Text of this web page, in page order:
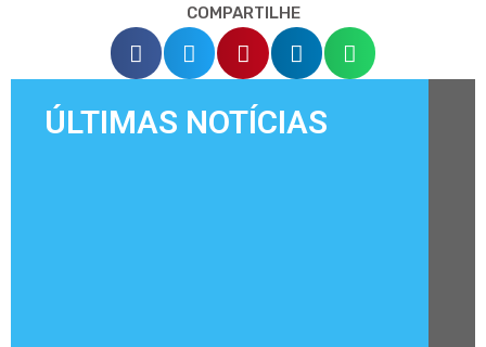
COMPARTILHE
ÚLTIMAS NOTÍCIAS